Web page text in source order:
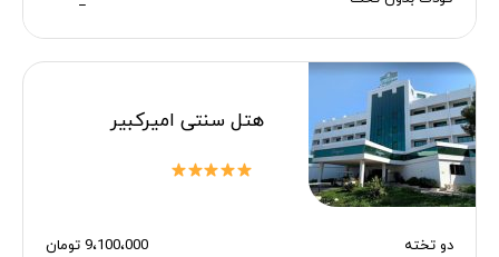
هتل سنتی امیرکبیر
دو تخته 9،100،000 تومان